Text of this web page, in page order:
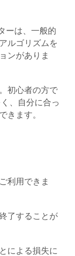
ーは、一般的
ルゴリズムを
ンがありま
初心者の方で
、自分に合っ
きます。
利用できま
了することが
による損失に